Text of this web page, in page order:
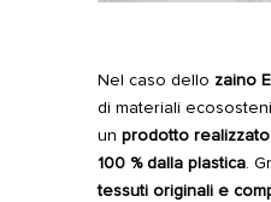
Nel caso dello zaino
di materiali
un prodotto
100 % dalla plastica.
tessuti originali e